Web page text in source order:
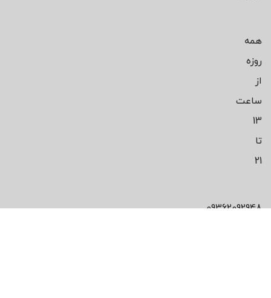
همه
روزه
از
ساعت
13
تا
21
09362092948